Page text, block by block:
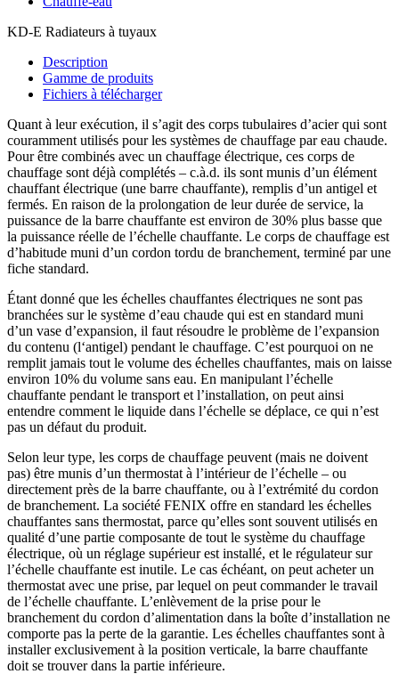
KD-E Radiateurs à tuyaux
Description
Gamme de produits
Fichiers à télécharger
Quant à leur exécution, il s’agit des corps tubulaires d’acier qui sont
couramment utilisés pour les systèmes de chauffage par eau chaude.
Pour être combinés avec un chauffage électrique, ces corps de
chauffage sont déjà complétés – c.à.d. ils sont munis d’un élément
chauffant électrique (une barre chauffante), remplis d’un antigel et
fermés. En raison de la prolongation de leur durée de service, la
puissance de la barre chauffante est environ de 30% plus basse que
la puissance réelle de l’échelle chauffante. Le corps de chauffage est
d’habitude muni d’un cordon tordu de branchement, terminé par une
fiche standard.
Étant donné que les échelles chauffantes électriques ne sont pas
branchées sur le système d’eau chaude qui est en standard muni
d’un vase d’expansion, il faut résoudre le problème de l’expansion
du contenu (l‘antigel) pendant le chauffage. C’est pourquoi on ne
remplit jamais tout le volume des échelles chauffantes, mais on laisse
environ 10% du volume sans eau. En manipulant l’échelle
chauffante pendant le transport et l’installation, on peut ainsi
entendre comment le liquide dans l’échelle se déplace, ce qui n’est
pas un défaut du produit.
Selon leur type, les corps de chauffage peuvent (mais ne doivent
pas) être munis d’un thermostat à l’intérieur de l’échelle – ou
directement près de la barre chauffante, ou à l’extrémité du cordon
de branchement. La société FENIX offre en standard les échelles
chauffantes sans thermostat, parce qu’elles sont souvent utilisés en
qualité d’une partie composante de tout le système du chauffage
électrique, où un réglage supérieur est installé, et le régulateur sur
l’échelle chauffante est inutile. Le cas échéant, on peut acheter un
thermostat avec une prise, par lequel on peut commander le travail
de l’échelle chauffante. L’enlèvement de la prise pour le
branchement du cordon d’alimentation dans la boîte d’installation ne
comporte pas la perte de la garantie. Les échelles chauffantes sont à
installer exclusivement à la position verticale, la barre chauffante
doit se trouver dans la partie inférieure.